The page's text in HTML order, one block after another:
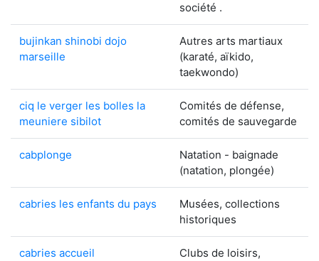
société .
bujinkan shinobi dojo
marseille
Autres arts martiaux
(karaté, aïkido,
taekwondo)
ciq le verger les bolles la
meuniere sibilot
Comités de défense,
comités de sauvegarde
cabplonge
Natation - baignade
(natation, plongée)
cabries les enfants du pays
Musées, collections
historiques
cabries accueil
Clubs de loisirs,